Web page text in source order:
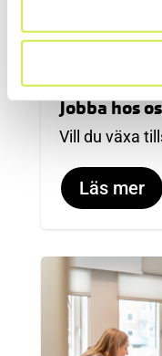
Jobba hos
Vill du växa
Läs mer